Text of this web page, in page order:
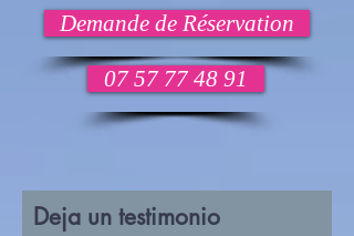
Demande de Réservation
07 57 77 48 91
Deja un testimonio